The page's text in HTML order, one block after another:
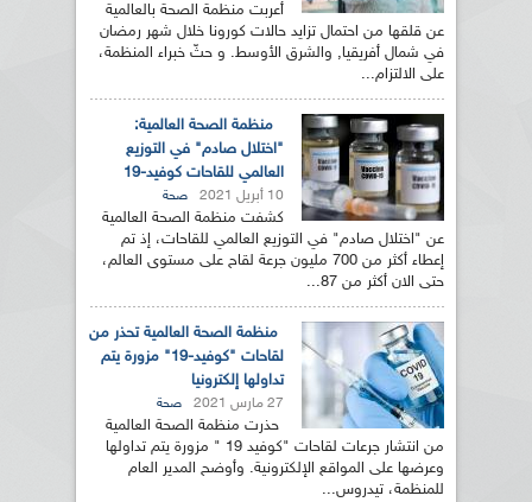
أعربت منظمة الصحة بالعالمية
عن قلقها من احتمال تزايد حالات كورونا خلال شهر رمضان
في شمال أفريقيا, والشرق الأوسط. و حثّ خبراء المنظمة،
على الالتزام...
منظمة الصحة العالمية:
"اختلال صادم" في التوزيع
العالمي للقاحات كوفيد-19
10 أبريل 2021 صحة
كشفت منظمة الصحة العالمية
عن "اختلال صادم" في التوزيع العالمي للقاحات، إذ تم
إعطاء أكثر من 700 مليون جرعة لقاح على مستوى العالم،
حتى الان أكثر من 87...
منظمة الصحة العالمية تحذر من
لقاحات "كوفيد-19" مزورة يتم
تداولها إلكترونيا
27 مارس 2021 صحة
حذرت منظمة الصحة العالمية
من انتشار جرعات لقاحات "كوفيد 19 " مزورة يتم تداولها
وعرضها على المواقع الإلكترونية. وأوضح المدير العام
للمنظمة، تيدروس...